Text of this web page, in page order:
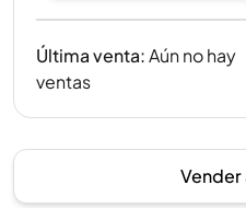
Última venta:Aún no hay
ventas
Vender